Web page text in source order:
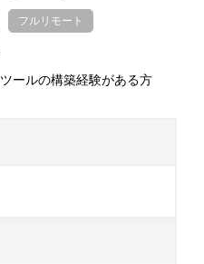
フルリモート
ールの構築経験がある方